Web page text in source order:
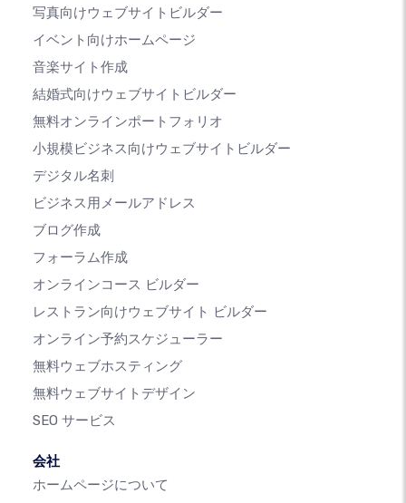
写真向けウェブサイトビルダー
イベント向けホームページ
音楽サイト作成
結婚式向けウェブサイトビルダー
無料オンラインポートフォリオ
小規模ビジネス向けウェブサイトビルダー
デジタル名刺
ビジネス用メールアドレス
ブログ作成
フォーラム作成
オンラインコース ビルダー
レストラン向けウェブサイト ビルダー
オンライン予約スケジューラー
無料ウェブホスティング
無料ウェブサイトデザイン
SEO サービス
会社
ホームページについて